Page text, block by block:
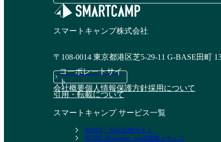
スマートキャンプ株式会社
〒108-0014 東京都港区芝5-29-11 G-BASE田町
コーポレートサイ
ト
会社概要個人情報保護方針採用について
引用・転載について
スマートキャンプ サービス一覧
BOXIL - SaaS比較サイト
BOXIL Magazine - SaaS情報メディア